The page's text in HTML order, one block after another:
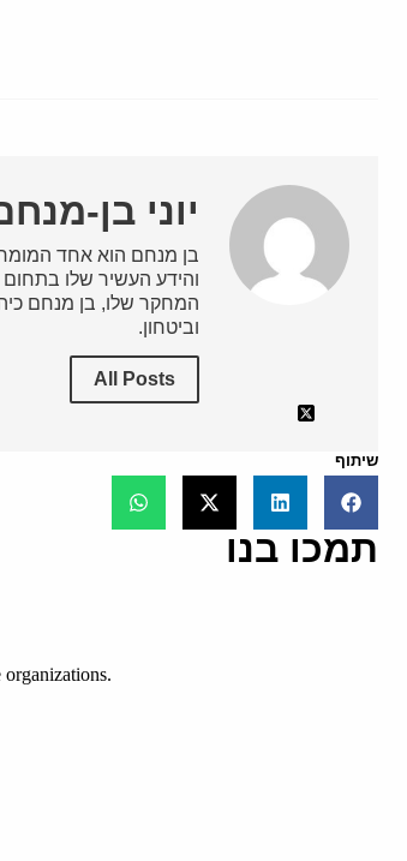
יוני בן-
בן מנחם הוא אחד
והידע העשיר שלו
המחקר שלו, בן מנחם
וביטחון.
All Posts
שיתוף
תמכו בנו